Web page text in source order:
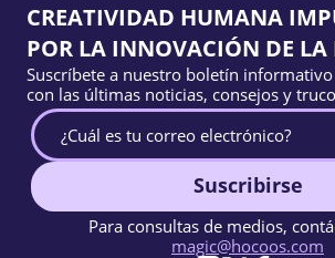
CREATIVIDAD HUMANA
POR LA INNOVACIÓN DE LA
Suscríbete a nuestro boletín
con las últimas noticias, consejos y
Suscribirse
Para consultas de medios,
magic@hocoos.com